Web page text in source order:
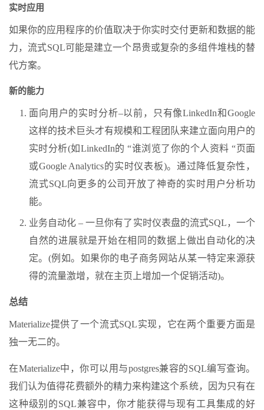
实时应用
如果你的应用程序的价值取决于你实时交付更新和数据的能
力，流式SQL可能是建立一个昂贵或复杂的多组件堆栈的替
代方案。
新的能力
面向用户的实时分析–以前，只有像LinkedIn和Google
这样的技术巨头才有规模和工程团队来建立面向用户的
实时分析(如LinkedIn的 “谁浏览了你的个人资料 “页面
或Google Analytics的实时仪表板)。通过降低复杂性，
流式SQL向更多的公司开放了神奇的实时用户分析功
能。
业务自动化 – 一旦你有了实时仪表盘的流式SQL，一个
自然的进展就是开始在相同的数据上做出自动化的决
定。(例如。如果你的电子商务网站从某一特定来源获
得的流量激增，就在主页上增加一个促销活动)。
总结
Materialize提供了一个流式SQL实现，它在两个重要方面是
独一无二的。
在Materialize中，你可以用与postgres兼容的SQL编写查询。
我们认为值得花费额外的精力来构建这个系统，因为只有在
这种级别的SQL兼容中，你才能获得与现有工具集成的好